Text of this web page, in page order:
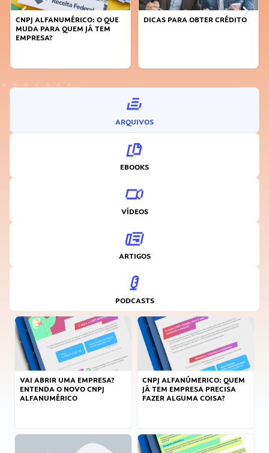
DICAS PARA OBTER CRÉDITO
FAÇA A DIFERENÇA: SEJA
ARQUIVOS
EBOOKS
VÍDEOS
ARTIGOS
PODCASTS
VAI ABRIR UMA EMPRESA?
ENTENDA O NOVO CNPJ
ALFANUMÉRICO
CNPJ ALFANÚMERICO: QUEM
JÁ TEM EMPRESA PRECISA
FAZER ALGUMA COISA?